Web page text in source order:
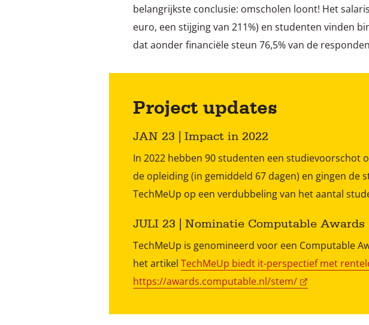
belangrijkste conclusie: omscholen loont! Het
euro, een stijging van 211%) en studenten vinden
dat aonder financiële steun 76,5% van de
Project updates
JAN 23 | Impact in 2022
In 2022 hebben 90 studenten een studievoorschot
de opleiding (in gemiddeld 67 dagen) en gingen de
TechMeUp op een verdubbeling van het aantal
JULI 23 | Nominatie Computable Awards
TechMeUp is genomineerd voor een Computable
het artikel TechMeUp biedt it-perspectief met
https://awards.computable.nl/stem/